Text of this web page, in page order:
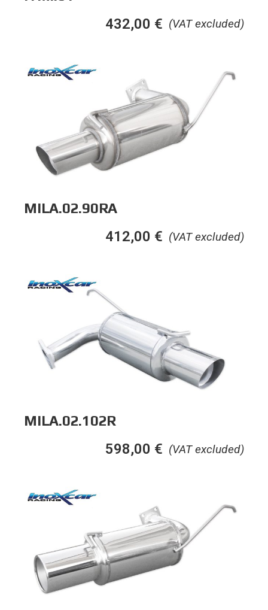
(VAT excluded)
432,00 €
MILA.02.90RA
(VAT excluded)
412,00 €
MILA.02.102R
(VAT excluded)
598,00 €